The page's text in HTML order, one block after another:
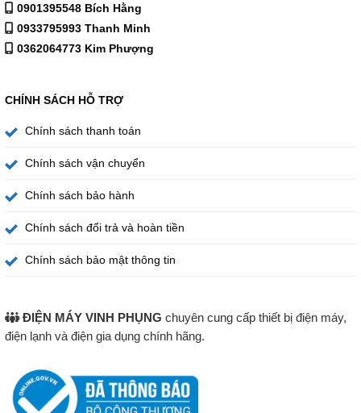
0901395548 Bích Hằng
0933795993 Thanh Minh
0362064773 Kim Phượng
CHÍNH SÁCH HỖ TRỢ
Chính sách thanh toán
Chính sách vận chuyển
Chính sách bảo hành
Chính sách đổi trả và hoàn tiền
Chính sách bảo mật thông tin
ĐIỆN MÁY VINH PHỤNG chuyên cung cấp thiết bị điện máy,
điện lạnh và điện gia dụng chính hãng.